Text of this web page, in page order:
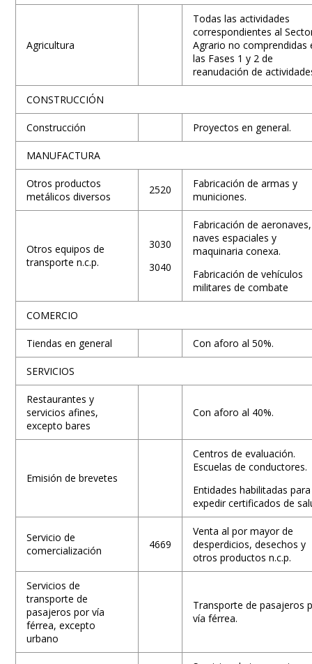
Agricultura
Todas las actividades
correspondientes al
Agrario no comprendidas
las Fases 1 y 2 de
reanudación de
CONSTRUCCIÓN
Construcción Proyectos en general.
MANUFACTURA
Otros productos
metálicos diversos
2520
Fabricación de armas y
municiones.
Otros equipos de
transporte n.c.p.
3030
3040
Fabricación de aeronaves,
naves espaciales y
maquinaria conexa.
Fabricación de vehículos
militares de combate
COMERCIO
Tiendas en general Con aforo al 50%.
SERVICIOS
Restaurantes y
servicios afines,
excepto bares
Con aforo al 40%.
Emisión de brevetes
Centros de evaluación.
Escuelas de conductores.
Entidades habilitadas para
expedir certificados de
Servicio de
comercialización
4669
Venta al por mayor de
desperdicios, desechos y
otros productos n.c.p.
Servicios de
transporte de
pasajeros por vía
férrea, excepto
urbano
Transporte de pasajeros
vía férrea.